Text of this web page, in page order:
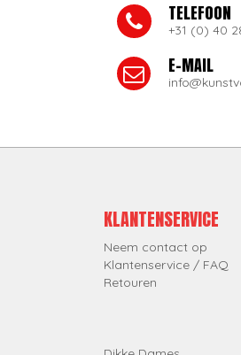
TELEFOON
+31 (0) 40
E-MAIL
KLANTENSERVICE
Neem contact op
Klantenservice / FAQ
Retouren